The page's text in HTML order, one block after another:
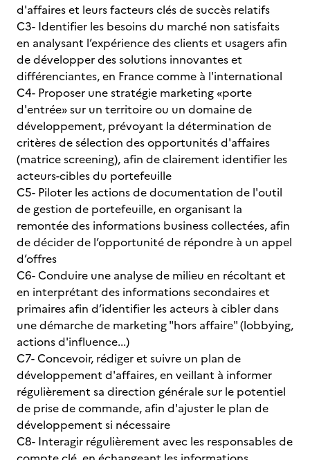
d'affaires et leurs facteurs clés de succès relatifs
C3- Identifier les besoins du marché non satisfaits
en analysant l’expérience des clients et usagers afin
de développer des solutions innovantes et
différenciantes, en France comme à l'international
C4- Proposer une stratégie marketing «porte
d'entrée» sur un territoire ou un domaine de
développement, prévoyant la détermination de
critères de sélection des opportunités d'affaires
(matrice screening), afin de clairement identifier les
acteurs-cibles du portefeuille
C5- Piloter les actions de documentation de l'outil
de gestion de portefeuille, en organisant la
remontée des informations business collectées, afin
de décider de l’opportunité de répondre à un appel
d’offres
C6- Conduire une analyse de milieu en récoltant et
en interprétant des informations secondaires et
primaires afin d’identifier les acteurs à cibler dans
une démarche de marketing "hors affaire" (lobbying,
actions d'influence...)
C7- Concevoir, rédiger et suivre un plan de
développement d'affaires, en veillant à informer
régulièrement sa direction générale sur le potentiel
de prise de commande, afin d'ajuster le plan de
développement si nécessaire
C8- Interagir régulièrement avec les responsables de